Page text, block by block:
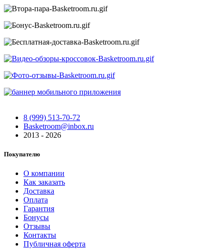
8 (999) 513-70-72
Basketroom@inbox.ru
2013 - 2026
Покупателю
О компании
Как заказать
Доставка
Оплата
Гарантия
Бонусы
Отзывы
Контакты
Публичная оферта